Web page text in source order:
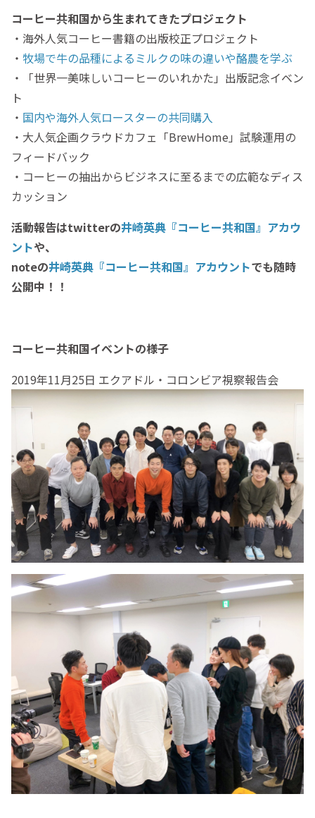
コーヒー共和国から生まれてきたプロジェクト
・海外人気コーヒー書籍の出版校正プロジェクト
・ 牧場で牛の品種によるミルクの味の違いや酪農を学ぶ
・「世界一美味しいコーヒーのいれかた」出版記念イベン
ト
・ 国内や海外人気ロースターの共同購入
・大人気企画クラウドカフェ「BrewHome」試験運用の
フィードバック
・コーヒーの抽出からビジネスに至るまでの広範なディス
カッション
活動報告はtwitterの井崎英典『コーヒー共和国』アカウ
ントや、
noteの井崎英典『コーヒー共和国』アカウントでも随時
公開中！！
コーヒー共和国イベントの様子
2019年11月25日 エクアドル・コロンビア視察報告会